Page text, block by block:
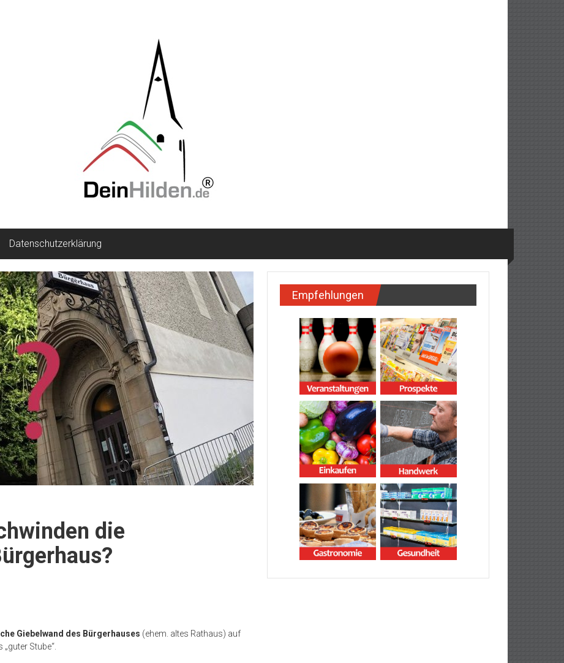
Datenschutzerklärung
die
Giebelwand des Bürgerhauses (ehem. altes Rathaus) auf
„guter Stube“.
Empfehlungen